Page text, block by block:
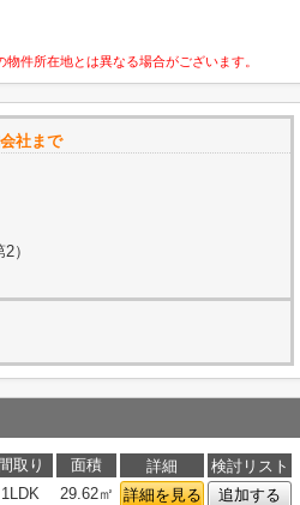
件所在地とは異なる場合がございます。
社まで
）
間取り 面積 詳細
検討リスト
1LDK 29.62㎡ 詳細を見る
追加する